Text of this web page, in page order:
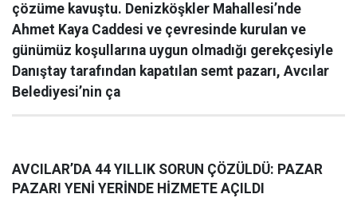
çözüme kavuştu. Denizköşkler Mahallesi’nde
Ahmet Kaya Caddesi ve çevresinde kurulan ve
günümüz koşullarına uygun olmadığı gerekçesiyle
Danıştay tarafından kapatılan semt pazarı, Avcılar
Belediyesi’nin ça
AVCILAR’DA 44 YILLIK SORUN ÇÖZÜLDÜ: PAZAR
PAZARI YENİ YERİNDE HİZMETE AÇILDI